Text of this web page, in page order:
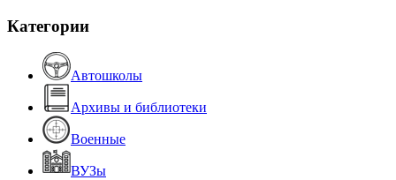
Категории
Автошколы
Архивы и библиотеки
Военные
ВУЗы